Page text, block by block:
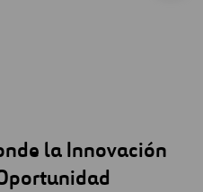
la Innovación